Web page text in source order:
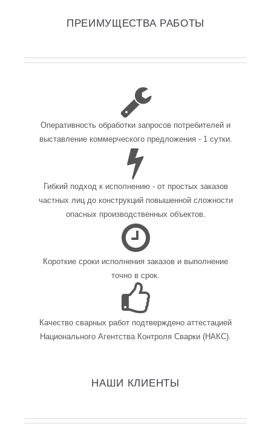
ПРЕИМУЩЕСТВА РАБОТЫ
Оперативность обработки запросов потребителей и
выставление коммерческого предложения - 1 сутки.
Гибкий подход к исполнению - от простых заказов
частных лиц до конструкций повышенной сложности
опасных производственных объектов.
Короткие сроки исполнения заказов и выполнение
точно в срок.
Качество сварных работ подтверждено аттестацией
Национального Агентства Контроля Сварки (НАКС).
НАШИ КЛИЕНТЫ